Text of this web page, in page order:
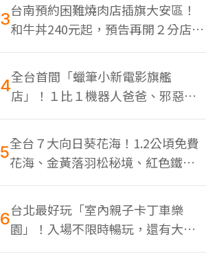
3台南預約困難燒肉店插旗大安區！
和牛丼240元起，預告再開２分店、
地點曝光
4全台首間「蠟筆小新電影旗艦
店」！１比１機器人爸爸、邪惡正
男，百款周邊買翻
5全台７大向日葵花海！1.2公頃免費
花海、金黃落羽松秘境、紅色鐵橋
同框
6台北最好玩「室內親子卡丁車樂
園」！入場不限時暢玩，還有大螢
幕Switch遊戲區